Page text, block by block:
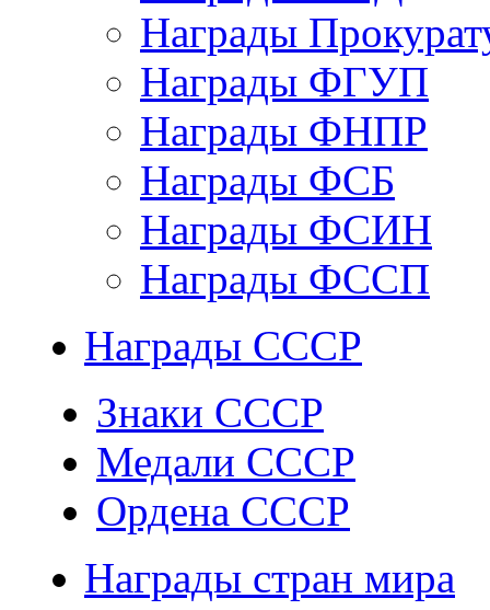
Награды
Награды ФГУП
Награды ФНПР
Награды ФСБ
Награды ФСИН
Награды ФССП
Награды СССР
Знаки СССР
Медали СССР
Ордена СССР
Награды стран мира